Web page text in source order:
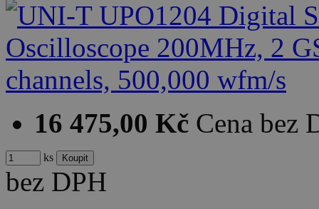
16 475,00 Kč Cena bez
ks
bez DPH